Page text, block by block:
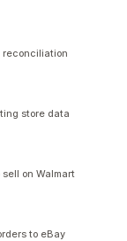
reconciliation
store data
on Walmart
to eBay